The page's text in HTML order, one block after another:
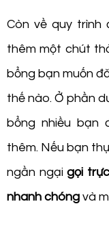
Còn về quy trình
thêm một chút
bổng bạn muốn
thế nào. Ở phần
bổng nhiều bạn
thêm. Nếu bạn
ngần ngạigọi
nhanh chóng và